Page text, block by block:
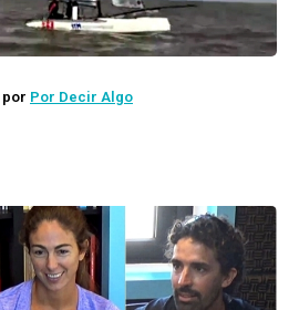
por Por Decir Algo